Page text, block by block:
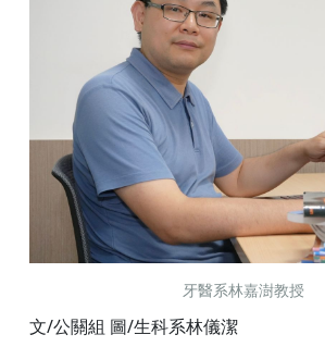
牙醫系林嘉澍教授
文/公關組 圖/生科系林儀潔